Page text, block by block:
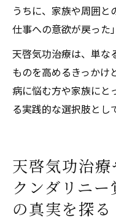
うちに、家族や周囲
仕事への意欲が戻った
天啓気功治療は、単な
ものを高めるきっかけ
病に悩む方や家族にと
る実践的な選択肢とし
天啓気功治
クンダリニ
の真実を探る